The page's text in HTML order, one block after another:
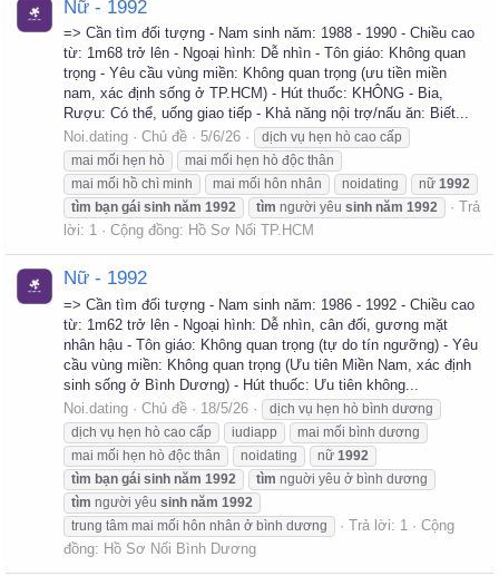
Nữ - 1992
=> Cần tìm đối tượng - Nam sinh năm: 1988 - 1990 - Chiều cao
từ: 1m68 trở lên - Ngoại hình: Dễ nhìn - Tôn giáo: Không quan
trọng - Yêu cầu vùng miền: Không quan trọng (ưu tiền miền
nam, xác định sống ở TP.HCM) - Hút thuốc: KHÔNG - Bia,
Rượu: Có thể, uống giao tiếp - Khả năng nội trợ/nấu ăn: Biết...
Noi.dating
Chủ đề 5/6/26
dịch vụ hẹn hò cao cấp
mai mối hẹn hò
mai mối hẹn hò độc thân
mai mối hồ chì minh
mai mối hôn nhân noidating nữ 1992
tìm bạn gái sinh năm 1992 tìm người yêu sinh năm 1992
Trả
lời: 1
Cộng đồng: Hồ Sơ Nối TP.HCM
Nữ - 1992
=> Cần tìm đối tượng - Nam sinh năm: 1986 - 1992 - Chiều cao
từ: 1m62 trở lên - Ngoại hình: Dễ nhìn, cân đối, gương mặt
nhân hậu - Tôn giáo: Không quan trọng (tự do tín ngưỡng) - Yêu
cầu vùng miền: Không quan trọng (Ưu tiên Miền Nam, xác định
sinh sống ở Bình Dương) - Hút thuốc: Ưu tiên không...
Noi.dating
Chủ đề 18/5/26
dịch vụ hẹn hò bình dương
dịch vụ hẹn hò cao cấp
iudiapp
mai mối bình dương
mai mối hẹn hò độc thân
noidating nữ 1992
tìm bạn gái sinh năm 1992 tìm nguời yêu ở bình dương
tìm người yêu sinh năm 1992
trung tâm mai mối hôn nhân ở bình dương
Trả lời: 1
Cộng
đồng: Hồ Sơ Nối Bình Dương